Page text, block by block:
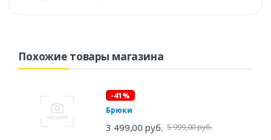
Похожие товары магазина
-41%
Брюки
3 499,00 руб. 5 999,00 руб.